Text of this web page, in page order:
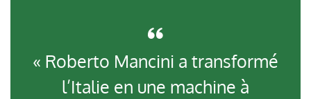
« Roberto Mancini a transformé
l’Italie en une machine à